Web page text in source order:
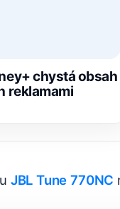
chystá obsah
reklamami
JBL Tune 770NC